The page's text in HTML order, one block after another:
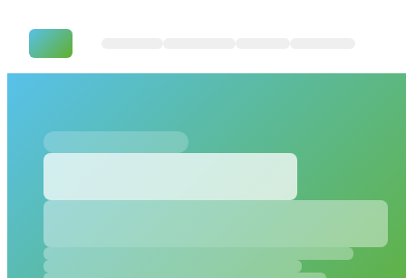
SharePoint Server SE